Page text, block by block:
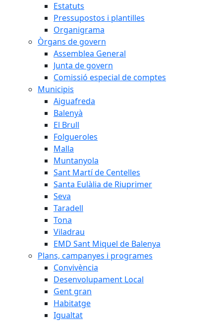
Estatuts
Pressupostos i plantilles
Organigrama
Òrgans de govern
Assemblea General
Junta de govern
Comissió especial de comptes
Municipis
Aiguafreda
Balenyà
El Brull
Folgueroles
Malla
Muntanyola
Sant Martí de Centelles
Santa Eulàlia de Riuprimer
Seva
Taradell
Tona
Viladrau
EMD Sant Miquel de Balenya
Plans, campanyes i programes
Convivència
Desenvolupament Local
Gent gran
Habitatge
Igualtat